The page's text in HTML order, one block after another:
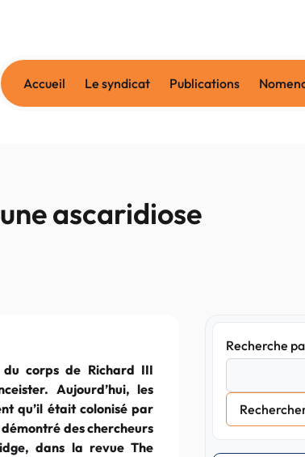
Accueil Le syndicat Publications
ascaridiose
corps de Richard III
Aujourd’hui, les
qu’il était colonisé par
démontré des chercheurs
dans la revue The
Recherche